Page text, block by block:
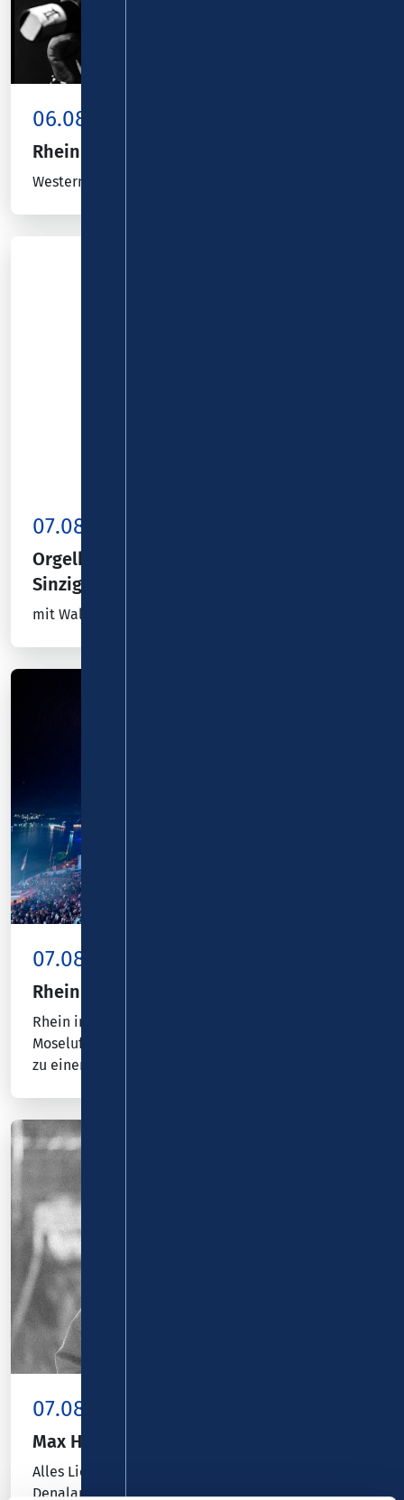
06.08.26
RheinPuls - Mariuzz
Westernhagen Tribute
07.08.26
Orgelkonzert Pfarrkirche St. Peter in
Sinzig
mit Waldemar Krawiec (Zabrze)
07.08.26 - 09.08.26
Rhein in Flammen Koblenz
Rhein in Flammen® Koblenz macht Rhein- und
Moselufer rund um das Deutsche Eck an drei Tagen
zu einer echten Veranstaltungsmeile.
07.08.26
Max Herre und Joy Denalane
Alles Liebe Open Airs '26 - Max Herre und Joy
Denalane gehen 2026 in die Verlängerung ihrer